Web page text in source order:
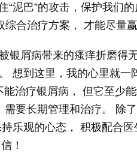
“泥巴”的攻击，保护我们
合治疗方案， 才能尽量赢
银屑病带来的瘙痒折磨得
想到这里，我的心里就一
治疗银屑病， 但它至少
要长期管理和治疗。 除
乐观的心态， 积极配合医
！